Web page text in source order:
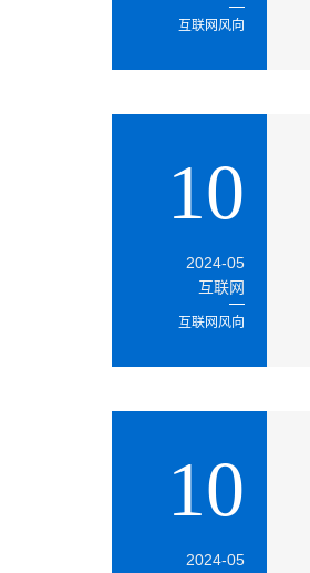
互联网风向
10
2024-05
互联网
互联网风向
10
2024-05